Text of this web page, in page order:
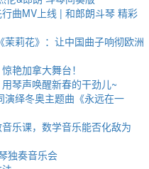
曲MV上线 | 和郎朗斗琴 精彩
莉花》：让中国曲子响彻欧洲
艳加拿大舞台！
琴声唤醒新春的干劲儿~
演绎冬奥主题曲《永远在一
乐课，数学音乐能否化敌为
独奏音乐会